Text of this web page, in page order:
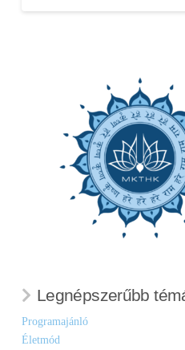
Legnépszerűbb
Programajánló
Életmód